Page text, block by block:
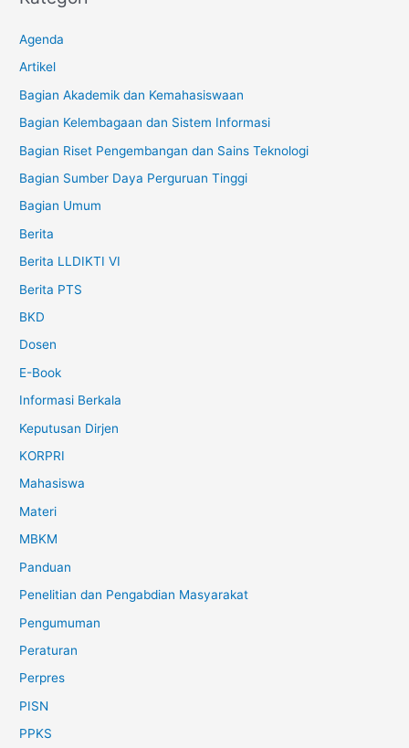
Agenda
Artikel
Bagian Akademik dan Kemahasiswaan
Bagian Kelembagaan dan Sistem Informasi
Bagian Riset Pengembangan dan Sains Teknologi
Bagian Sumber Daya Perguruan Tinggi
Bagian Umum
Berita
Berita LLDIKTI VI
Berita PTS
BKD
Dosen
E-Book
Informasi Berkala
Keputusan Dirjen
KORPRI
Mahasiswa
Materi
MBKM
Panduan
Penelitian dan Pengabdian Masyarakat
Pengumuman
Peraturan
Perpres
PISN
PPKS